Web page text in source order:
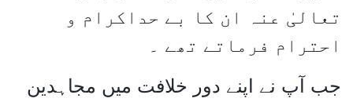
تعالیٰ عنہ ان کا بے حداکرام و
احترام فرماتے تھے ۔
جب آپ نے اپنے دور خلافت میں مجاہدین